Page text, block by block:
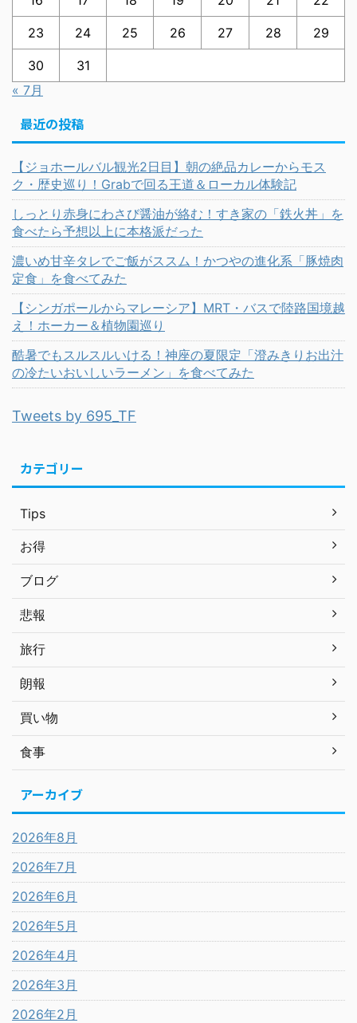
23 24 25 26 27 28 29
30
31
« 7月
最近の投稿
【ジョホールバル観光2日目】朝の絶品カレーからモス
ク・歴史巡り！Grabで回る王道＆ローカル体験記
しっとり赤身にわさび醤油が絡む！すき家の「鉄火丼」を
食べたら予想以上に本格派だった
濃いめ甘辛タレでご飯がススム！かつやの進化系「豚焼肉
定食」を食べてみた
【シンガポールからマレーシア】MRT・バスで陸路国境越
え！ホーカー＆植物園巡り
酷暑でもスルスルいける！神座の夏限定「澄みきりお出汁
の冷たいおいしいラーメン」を食べてみた
Tweets by 695_TF
カテゴリー
Tips
お得
ブログ
悲報
旅行
朗報
買い物
食事
アーカイブ
2026年8月
2026年7月
2026年6月
2026年5月
2026年4月
2026年3月
2026年2月